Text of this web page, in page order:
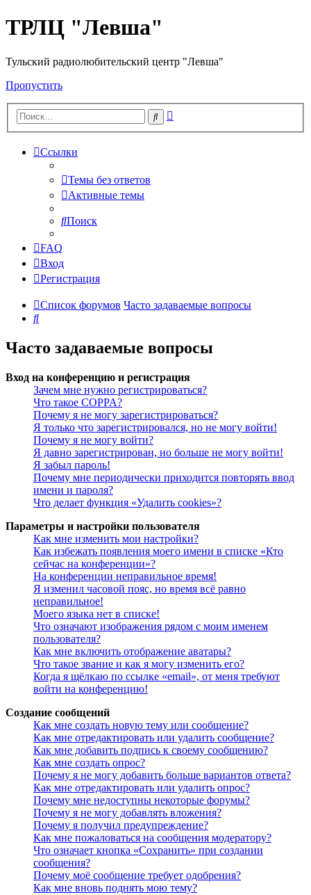
ТРЛЦ "Левша"
Тульский радиолюбительский центр "Левша"
Пропустить
Поиск
Ссылки
Темы без ответов
Активные темы
Поиск
FAQ
Вход
Регистрация
Список форумов Часто задаваемые вопросы
Поиск
Часто задаваемые вопросы
Вход на конференцию и регистрация
Зачем мне нужно регистрироваться?
Что такое COPPA?
Почему я не могу зарегистрироваться?
Я только что зарегистрировался, но не могу войти!
Почему я не могу войти?
Я давно зарегистрирован, но больше не могу войти!
Я забыл пароль!
Почему мне периодически приходится повторять ввод
имени и пароля?
Что делает функция «Удалить cookies»?
Параметры и настройки пользователя
Как мне изменить мои настройки?
Как избежать появления моего имени в списке «Кто
сейчас на конференции»?
На конференции неправильное время!
Я изменил часовой пояс, но время всё равно
неправильное!
Моего языка нет в списке!
Что означают изображения рядом с моим именем
пользователя?
Как мне включить отображение аватары?
Что такое звание и как я могу изменить его?
Когда я щёлкаю по ссылке «email», от меня требуют
войти на конференцию!
Создание сообщений
Как мне создать новую тему или сообщение?
Как мне отредактировать или удалить сообщение?
Как мне добавить подпись к своему сообщению?
Как мне создать опрос?
Почему я не могу добавить больше вариантов ответа?
Как мне отредактировать или удалить опрос?
Почему мне недоступны некоторые форумы?
Почему я не могу добавлять вложения?
Почему я получил предупреждение?
Как мне пожаловаться на сообщения модератору?
Что означает кнопка «Сохранить» при создании
сообщения?
Почему моё сообщение требует одобрения?
Как мне вновь поднять мою тему?